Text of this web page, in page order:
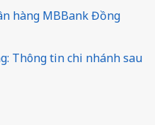
hàng MBBank Đồng
Thông tin chi nhánh sau